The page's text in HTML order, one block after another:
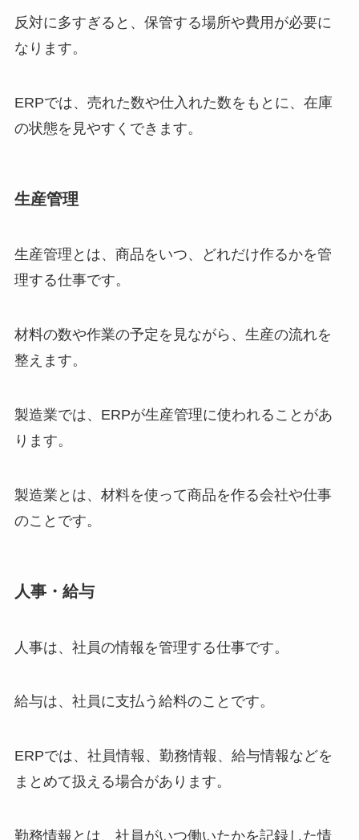
反対に多すぎると、保管する場所や費用が必要に
なります。
ERPでは、売れた数や仕入れた数をもとに、在庫
の状態を見やすくできます。
生産管理
生産管理とは、商品をいつ、どれだけ作るかを管
理する仕事です。
材料の数や作業の予定を見ながら、生産の流れを
整えます。
製造業では、ERPが生産管理に使われることがあ
ります。
製造業とは、材料を使って商品を作る会社や仕事
のことです。
人事・給与
人事は、社員の情報を管理する仕事です。
給与は、社員に支払う給料のことです。
ERPでは、社員情報、勤務情報、給与情報などを
まとめて扱える場合があります。
勤務情報とは、社員がいつ働いたかを記録した情